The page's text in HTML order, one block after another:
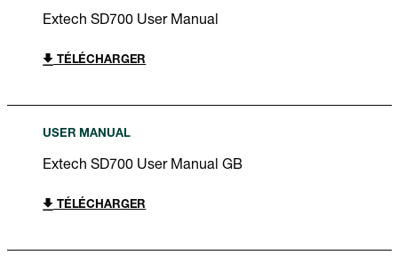
Extech SD700 User Manual
TÉLÉCHARGER
USER MANUAL
Extech SD700 User Manual GB
TÉLÉCHARGER